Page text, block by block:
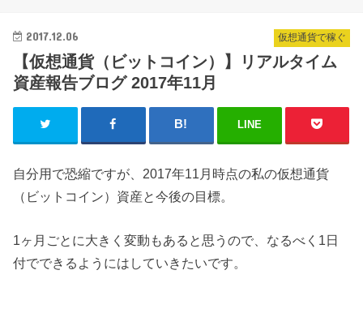
仮想通貨で稼ぐ
2017.12.06
【仮想通貨（ビットコイン）】リアルタイム
資産報告ブログ 2017年11月
LINE
自分用で恐縮ですが、2017年11月時点の私の仮想通貨
（ビットコイン）資産と今後の目標。
1ヶ月ごとに大きく変動もあると思うので、なるべく1日
付でできるようにはしていきたいです。